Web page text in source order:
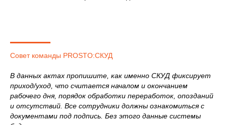
Совет команды PROSTO:СКУД
В данных актах пропишите, как именно СКУД фиксирует
приход/уход, что считается началом и окончанием
рабочего дня, порядок обработки переработок, опозданий
и отсутствий. Все сотрудники должны ознакомиться с
документами под подпись. Без этого данные системы